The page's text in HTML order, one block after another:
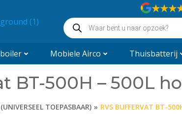
Producten
zoeken
Mobiele Airco Thuisbatterij
BT-500H – 500L
TOEPASBAAR) RVS BUFFERVAT BT-